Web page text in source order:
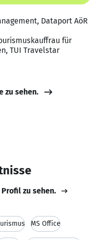
Dataport AöR
für
TUI Travelstar
zu sehen.
zu sehen.
MS Office